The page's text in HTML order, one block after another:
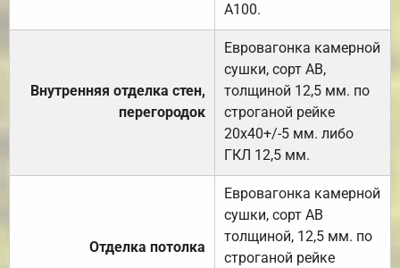
А100.
Внутренняя отделка стен,
перегородок
Евровагонка камерной
сушки, сорт АВ,
толщиной 12,5 мм. по
строганой рейке
20х40+/-5 мм. либо
ГКЛ 12,5 мм.
Отделка потолка
Евровагонка камерной
сушки, сорт АВ
толщиной, 12,5 мм. по
строганой рейке